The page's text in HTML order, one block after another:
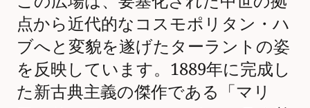
点から近代的なコスモポリタン・ハ
ブへと変貌を遂げたターラントの姿
を反映しています。1889年に完成し
た新古典主義の傑作である「マリ